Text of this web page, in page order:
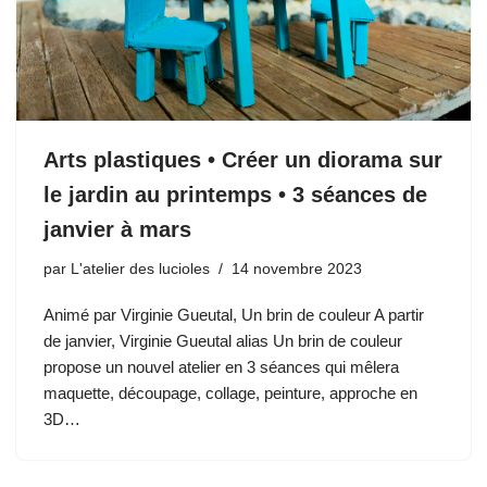
Arts plastiques • Créer un diorama sur
le jardin au printemps • 3 séances de
janvier à mars
par L'atelier des lucioles 14 novembre 2023
Animé par Virginie Gueutal, Un brin de couleur A partir
de janvier, Virginie Gueutal alias Un brin de couleur
propose un nouvel atelier en 3 séances qui mêlera
maquette, découpage, collage, peinture, approche en
3D…